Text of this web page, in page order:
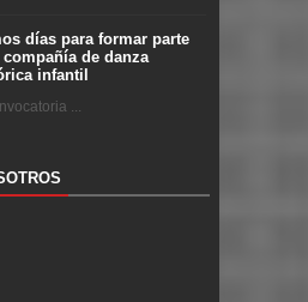
días para formar parte
compañía de danza
infantil
...